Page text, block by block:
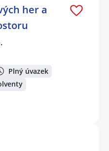
her a
Plný úvazek